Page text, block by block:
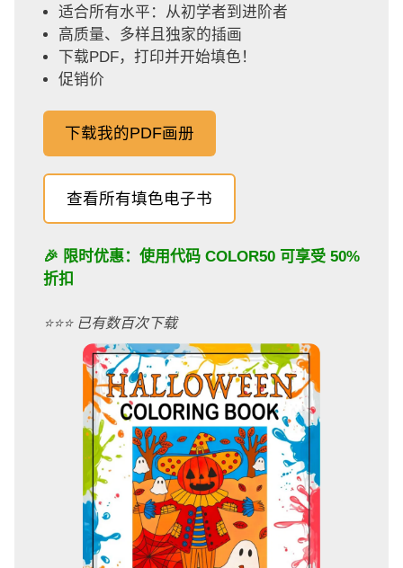
适合所有水平：从初学者到进阶者
高质量、多样且独家的插画
下载PDF，打印并开始填色！
促销价
下载我的PDF画册
查看所有填色电子书
🎉 限时优惠：使用代码 COLOR50 可享受 50%
折扣
⭐️⭐️⭐️ 已有数百次下载